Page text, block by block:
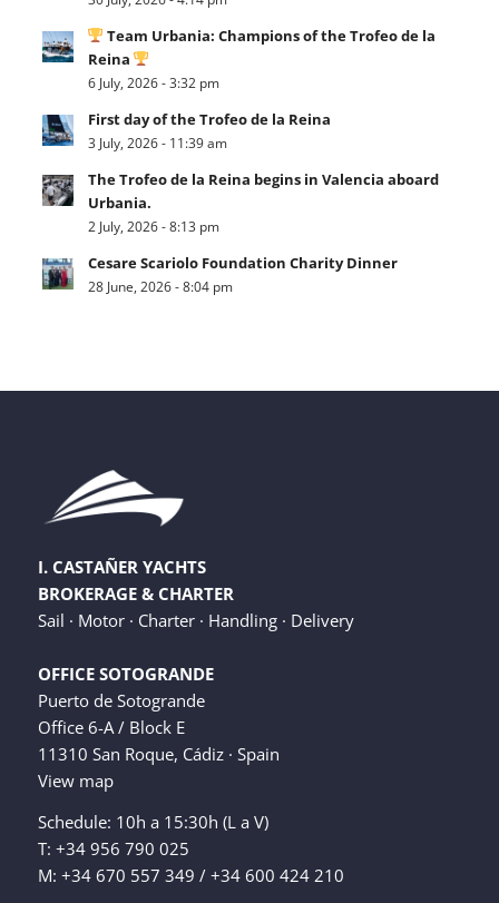
Team Urbania: Champions of the Trofeo de la
Reina
6 July, 2026 - 3:32 pm
First day of the Trofeo de la Reina
3 July, 2026 - 11:39 am
The Trofeo de la Reina begins in Valencia aboard
Urbania.
2 July, 2026 - 8:13 pm
Cesare Scariolo Foundation Charity Dinner
28 June, 2026 - 8:04 pm
I. CASTAÑER YACHTS
BROKERAGE & CHARTER
Sail · Motor · Charter · Handling · Delivery
OFFICE SOTOGRANDE
Puerto de Sotogrande
Office 6-A / Block E
11310 San Roque, Cádiz · Spain
View map
Schedule: 10h a 15:30h (L a V)
T: +34 956 790 025
M: +34 670 557 349 / +34 600 424 210